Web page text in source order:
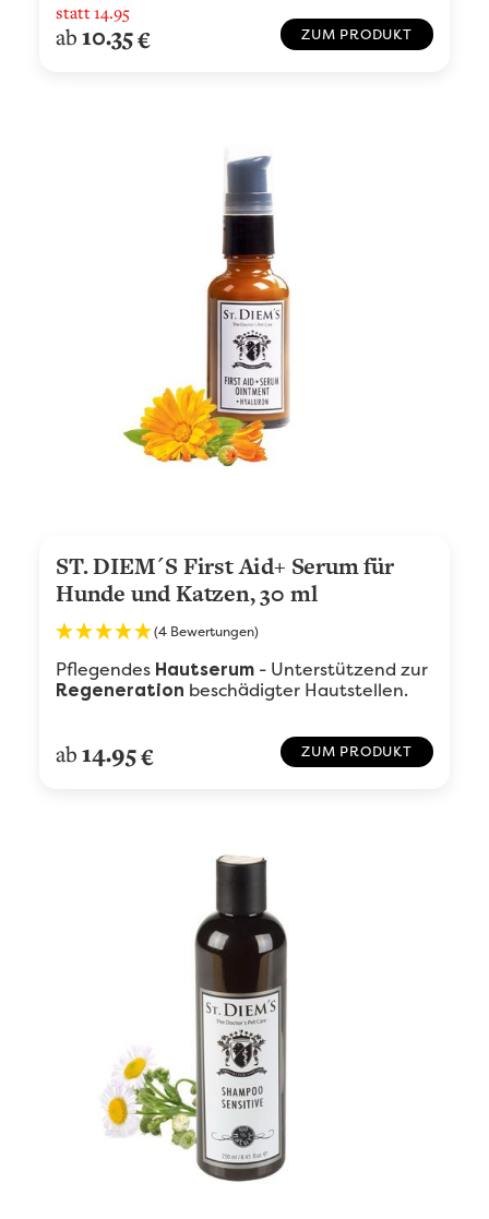
statt 14.95
ab10.35€ ZUM PRODUKT
ST. DIEM´S First Aid+ Serum für
Hunde und Katzen, 30 ml
(4 Bewertungen)
Pflegendes Hautserum - Unterstützend zur
Regeneration beschädigter Hautstellen.
ab14.95€ ZUM PRODUKT